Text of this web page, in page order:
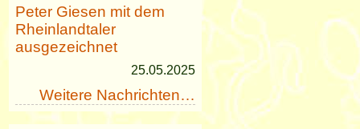
Peter Giesen mit dem
Rheinlandtaler
ausgezeichnet
25.05.2025
Weitere Nachrichten…